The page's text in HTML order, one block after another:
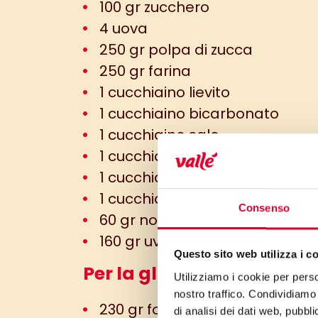
Consenso
Questo sito web utilizza i
Utilizziamo i cookie per
nostro traffico.
di analisi dei dati web,
100 gr zucchero
4 uova
250 gr polpa di zucca
250 gr farina
1 cucchiaino lievito
1 cucchiaino bicarbonato
1 cucchiaino sale
1 cucchiaino cannella
1 cucchiaino zenzero
1 cucchiaino chiodi di garofano
60 gr noci
160 gr uvetta
Per la glassa al
230 gr formaggio spalmabile